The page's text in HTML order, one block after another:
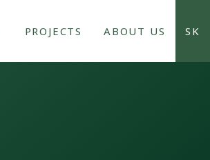
PROJECTS ABOUT US SK